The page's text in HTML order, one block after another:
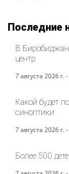
Последние
В
центр
7 августа 2026 г.
Какой будет
синоптики
7 августа 2026 г.
Более 500